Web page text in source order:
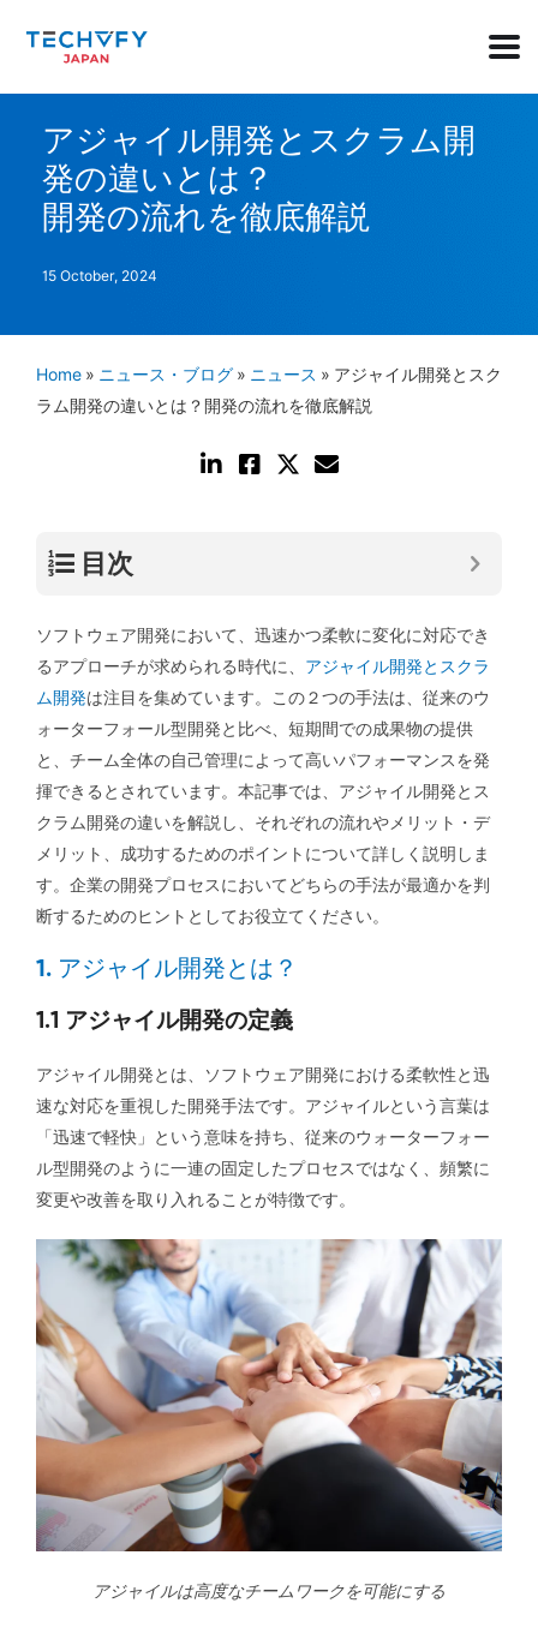
アジャイル開発とスクラム開
発の違いとは？
開発の流れを徹底解説
15 October, 2024
Home » ニュース・ブログ » ニュース » アジャイル開発とスク
ラム開発の違いとは？開発の流れを徹底解説
目次
ソフトウェア開発において、迅速かつ柔軟に変化に対応でき
るアプローチが求められる時代に、 アジャイル開発とスクラ
ム開発は注目を集めています。この２つの手法は、従来のウ
ォーターフォール型開発と比べ、短期間での成果物の提供
と、チーム全体の自己管理によって高いパフォーマンスを発
揮できるとされています。本記事では、アジャイル開発とス
クラム開発の違いを解説し、それぞれの流れやメリット・デ
メリット、成功するためのポイントについて詳しく説明しま
す。企業の開発プロセスにおいてどちらの手法が最適かを判
断するためのヒントとしてお役立てください。
1. アジャイル開発とは？
1.1 アジャイル開発の定義
アジャイル開発とは、ソフトウェア開発における柔軟性と迅
速な対応を重視した開発手法です。アジャイルという言葉は
「迅速で軽快」という意味を持ち、従来のウォーターフォー
ル型開発のように一連の固定したプロセスではなく、頻繁に
変更や改善を取り入れることが特徴です。
アジャイルは高度なチームワークを可能にする